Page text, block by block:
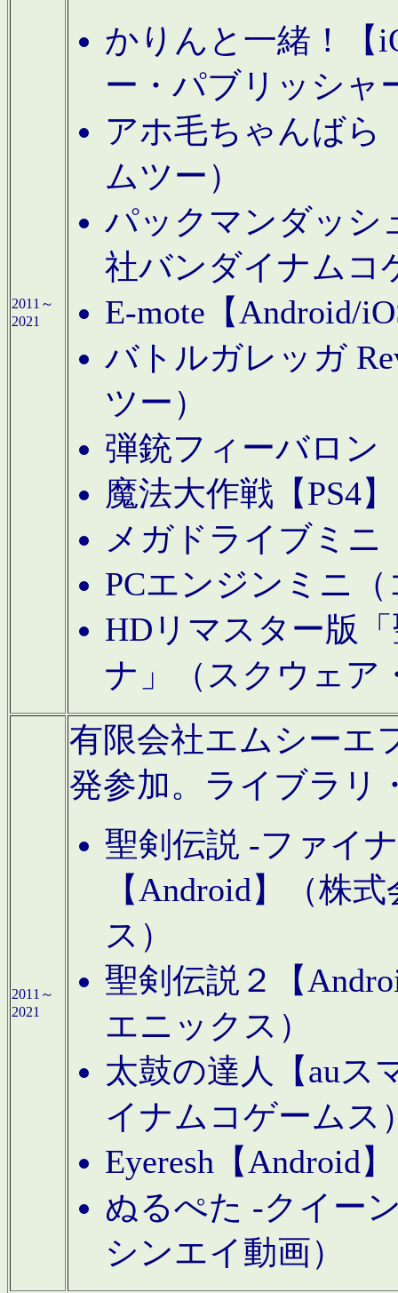
2011～
2021
かりんと一緒！【
ー・パブリッシャ
アホ毛ちゃんばら
ムツー）
パックマンダッシ
社バンダイナムコ
E-mote【Android/
バトルガレッガ
ツー）
弾銃フィーバロン
魔法大作戦【PS4
メガドライブミニ
PCエンジンミニ
HDリマスター版
ナ」（スクウェア
2011～
2021
有限会社エムシーエ
発参加。ライブラリ
聖剣伝説 -ファイ
【Android】（株
ス）
聖剣伝説２【
エニックス）
太鼓の達人【auス
イナムコゲームス
Eyeresh【Android
ぬるぺた -クイー
シンエイ動画）